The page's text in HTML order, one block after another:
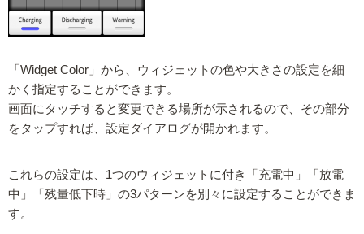
「Widget Color」から、ウィジェットの色や大きさの設定を細
かく指定することができます。
画面にタッチすると変更できる場所が示されるので、その部分
をタップすれば、設定ダイアログが開かれます。
これらの設定は、1つのウィジェットに付き「充電中」「放電
中」「残量低下時」の3パターンを別々に設定することができま
す。